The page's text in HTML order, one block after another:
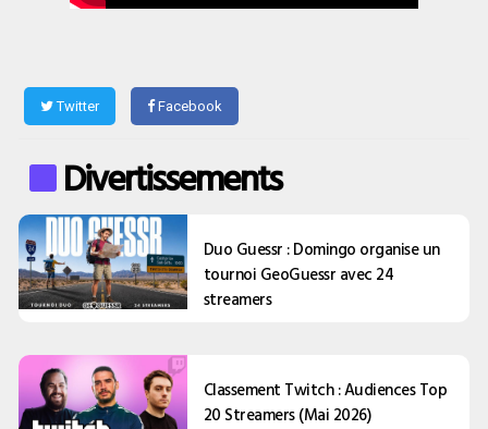
Twitter Facebook
Divertissements
Duo Guessr : Domingo organise un
tournoi GeoGuessr avec 24
streamers
Classement Twitch : Audiences Top
20 Streamers (Mai 2026)